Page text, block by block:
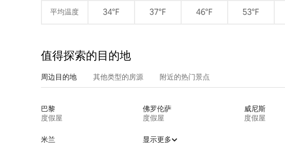
平均温度 34°F 37°F 46°F 53°F
值得探索的目的地
周边目的地 其他类型的房源 附近的热门景点
巴黎
度假屋
佛罗伦萨
度假屋
威尼斯
度假屋
米兰 显示更多